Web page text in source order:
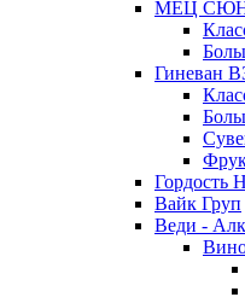
МЕЦ
Гиневан
Гордость
Вайк Груп
Веди -